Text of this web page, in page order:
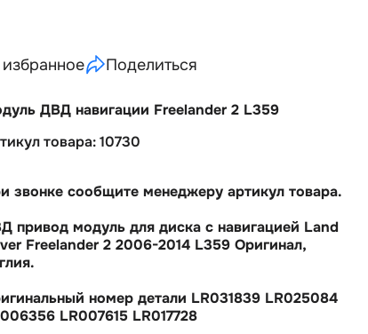
Поделиться
ДВД навигации Freelander 2 L359
товара: 10730
звонке сообщите менеджеру артикул товара.
привод модуль для диска с навигацией Land
Freelander 2 2006-2014 L359 Оригинал,
номер детали LR031839 LR025084
LR007615 LR017728